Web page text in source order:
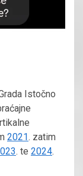
Istočno
2021. zatim
. te 2024.